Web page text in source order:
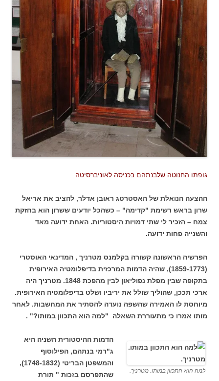
גופתו החנוטה שלבנתהם בכניסה לאוניברסיטה
ההצעה הנואלת של האסטרטג ראובן אדלר, להציב את אריאל
שרון בראש רשימת "קדימה" – כשהכל יודעים ששרון הוא בחזקת
צמח – הזכיר לי שתי דמויות היסטוריות. האחת ידועה מאד
והשנייה פחות ידועה.
הפרשיה הראשונה קשורה בקלמנס מטרניך , המדינאי האוסטרי
(1859-1773), שהיה הדמות המרכזית בדיפלומטיה האירופית
בתקופה שבין מפלת נפוליאון לבין מהפכת 1848. מטרניך היה
ארכי תככן, שהוליך שולל את יריביו ושלט בדיפלומטיה האירופית.
מיוחסת לו האמירה שהשפה נועדה להסתיר את המחשבות. לאחר
מותו אמרו כי מתעוררת השאלה "למה הוא התכוון במותו?" .
למה הוא התכוון במותו. מטרניך.
הדמות ההיסטורית השניה היא
ג"רמי בנתהם, הפילוסוף
והמשפטן הבריטי (1748-1832),
שהתפרסם בזכות " תורת